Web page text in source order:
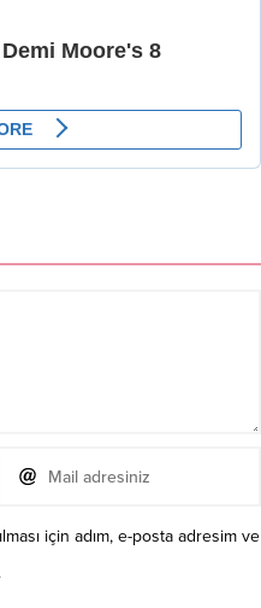
için adım, e-posta adresim ve